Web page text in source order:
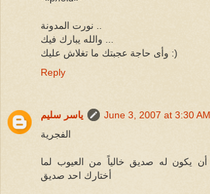
وأى حاجة عجبتك ما تغلاش عليك :)
Reply
ياسر سليم
June 3, 2007 at 3:30 AM
الفجرية
يكون له صديق خالياً من العيوب لما
أختارك احد صديق